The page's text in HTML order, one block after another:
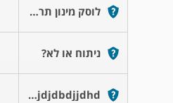
לוסק מינון תרופתי
ניתוח או לא?
Ndjdjdbdjjdhd